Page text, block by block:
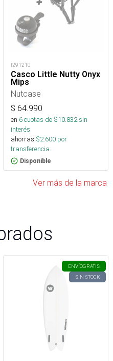
t291210
Casco Little Nutty Onyx
Mips
Nutcase
$ 64.990
en 6cuotas de $10.832sin
interés
ahorras $2.600 por
transferencia.
Disponible
Ver más de la marca
ENVÍOGRATIS
SIN STOCK